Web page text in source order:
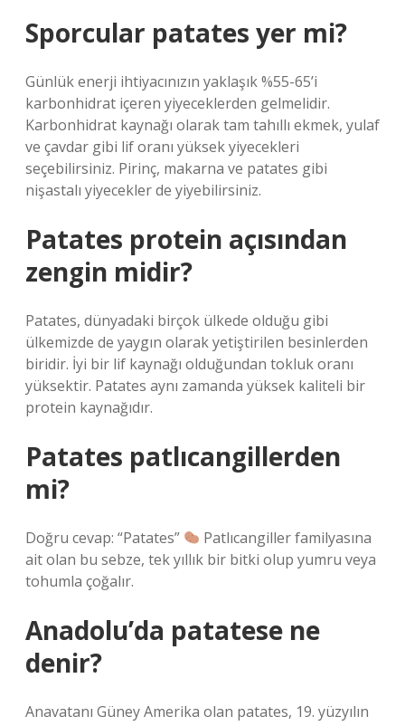
Sporcular patates yer mi?
Günlük enerji ihtiyacınızın yaklaşık %55-65’i
karbonhidrat içeren yiyeceklerden gelmelidir.
Karbonhidrat kaynağı olarak tam tahıllı ekmek, yulaf
ve çavdar gibi lif oranı yüksek yiyecekleri
seçebilirsiniz. Pirinç, makarna ve patates gibi
nişastalı yiyecekler de yiyebilirsiniz.
Patates protein açısından
zengin midir?
Patates, dünyadaki birçok ülkede olduğu gibi
ülkemizde de yaygın olarak yetiştirilen besinlerden
biridir. İyi bir lif kaynağı olduğundan tokluk oranı
yüksektir. Patates aynı zamanda yüksek kaliteli bir
protein kaynağıdır.
Patates patlıcangillerden
mi?
Doğru cevap: “Patates”
Patlıcangiller familyasına
ait olan bu sebze, tek yıllık bir bitki olup yumru veya
tohumla çoğalır.
Anadolu’da patatese ne
denir?
Anavatanı Güney Amerika olan patates, 19. yüzyılın